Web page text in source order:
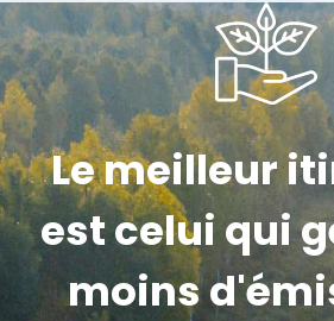
Le meilleur
est celui qui
moins